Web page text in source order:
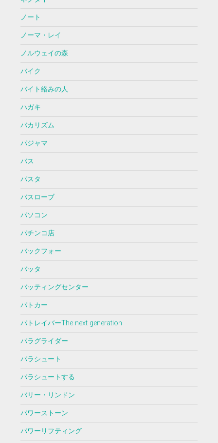
ノート
ノーマ・レイ
ノルウェイの森
バイク
バイト絡みの人
ハガキ
バカリズム
パジャマ
バス
パスタ
バスローブ
パソコン
パチンコ店
バックフォー
バッタ
バッティングセンター
パトカー
パトレイバーThe next generation
パラグライダー
パラシュート
パラシュートする
バリー・リンドン
パワーストーン
パワーリフティング